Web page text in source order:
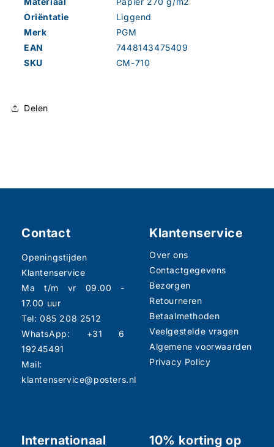
Oriëntatie
Liggend
Merk
PGM
EAN
7448143475409
SKU
CM-710
Delen
Contact
Openingstijden
Klantenservice
Ma t/m vr 09.00 -
17.00 uur
Tel: 085 208 2512
WhatsApp: +31 6
19245491
Mail:
klantenservice@posters.nl
Klantenservice
Over ons
Contactgegevens
Bezorgen
Retourneren
Betaalmethoden
Veelgestelde vragen
Algemene voorwaarden
Privacy Policy
Internationaal
10% korting op